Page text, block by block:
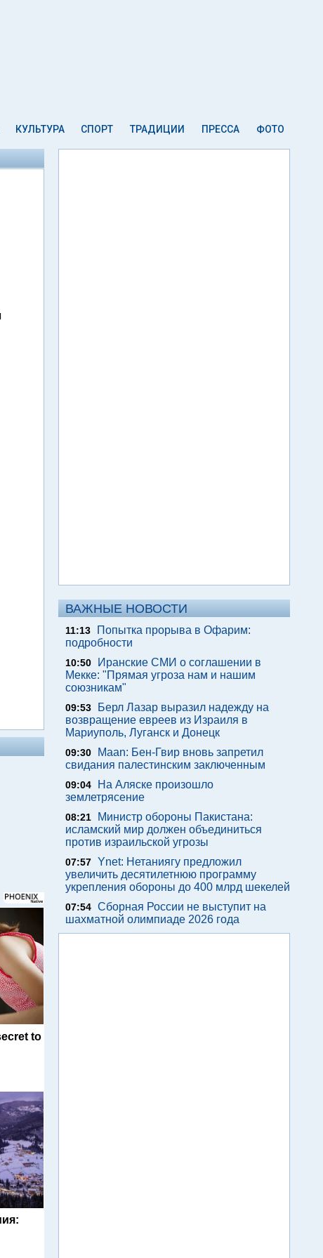
КУЛЬТУРА СПОРТ ТРАДИЦИИ ПРЕССА ФОТО
to
ВАЖНЫЕ НОВОСТИ
11:13
Попытка прорыва в Офарим:
подробности
10:50
Иранские СМИ о соглашении в
Мекке: "Прямая угроза нам и нашим
союзникам"
09:53
Берл Лазар выразил надежду на
возвращение евреев из Израиля в
Мариуполь, Луганск и Донецк
09:30
Maan: Бен-Гвир вновь запретил
свидания палестинским заключенным
09:04
На Аляске произошло
землетрясение
08:21
Министр обороны Пакистана:
исламский мир должен объединиться
против израильской угрозы
07:57 Ynet: Нетаниягу предложил
увеличить десятилетнюю программу
укрепления обороны до 400 млрд шекелей
07:54 Сборная России не выступит на
шахматной олимпиаде 2026 года